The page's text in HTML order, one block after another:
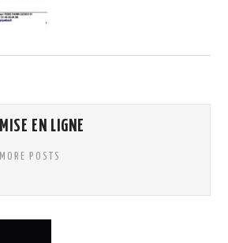
MISE EN LIGNE
MORE POSTS